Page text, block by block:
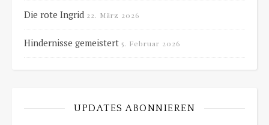
Die rote Ingrid 22. März 2026
Hindernisse gemeistert 5. Februar 2026
UPDATES ABONNIEREN